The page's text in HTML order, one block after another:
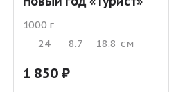
1000 г
24
8.7 18.8 см
1 850